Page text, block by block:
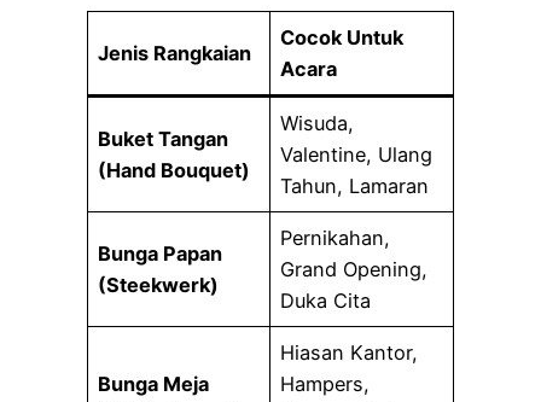
Jenis Rangkaian
Cocok Untuk
Acara
Buket Tangan
(Hand Bouquet)
Wisuda,
Valentine, Ulang
Tahun, Lamaran
Bunga Papan
(Steekwerk)
Pernikahan,
Grand Opening,
Duka Cita
Bunga Meja
Hiasan Kantor,
Hampers,